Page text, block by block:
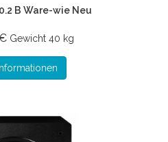
B Ware-wie Neu
Gewicht 40 kg